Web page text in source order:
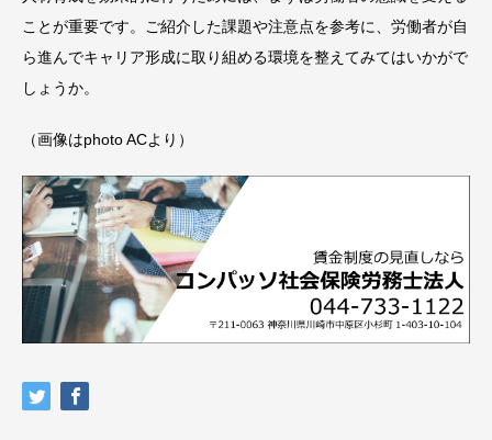
ことが重要です。ご紹介した課題や注意点を参考に、労働者が自
ら進んでキャリア形成に取り組める環境を整えてみてはいかがで
しょうか。
（画像はphoto ACより）